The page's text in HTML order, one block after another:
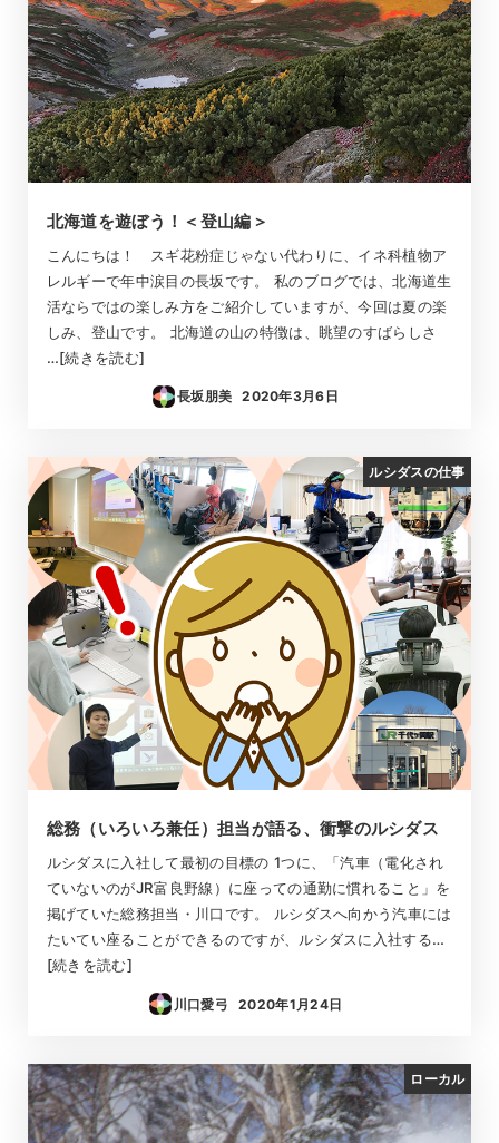
北海道を遊ぼう！＜登山編＞
こんにちは！ スギ花粉症じゃない代わりに、イネ科植物ア
レルギーで年中涙目の長坂です。 私のブログでは、北海道生
活ならではの楽しみ方をご紹介していますが、今回は夏の楽
しみ、登山です。 北海道の山の特徴は、眺望のすばらしさ
…[続きを読む]
長坂朋美
投稿日
2020年3月6日
ルシダスの仕事
総務（いろいろ兼任）担当が語る、衝撃のルシダス
ルシダスに入社して最初の目標の 1つに、「汽車（電化され
ていないのがJR富良野線）に座っての通勤に慣れること」を
掲げていた総務担当・川口です。 ルシダスへ向かう汽車には
たいてい座ることができるのですが、ルシダスに入社する…
[続きを読む]
川口愛弓
投稿日
2020年1月24日
ローカル